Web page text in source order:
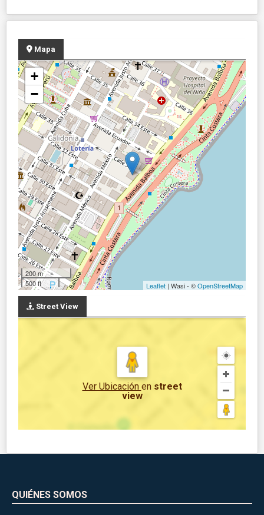
Mapa
+
−
200 m
500 ft
Leaflet | Wasi - ©OpenStreetMap
Street View
Ver Ubicación en street
view
QUIÉNES SOMOS